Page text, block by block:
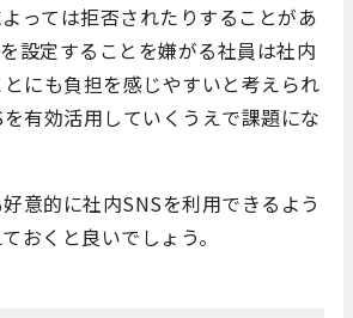
っては拒否されたりすることがあ
設定することを嫌がる社員は社内
にも負担を感じやすいと考えられ
有効活用していくうえで課題にな
意的に社内SNSを利用できるよう
おくと良いでしょう。